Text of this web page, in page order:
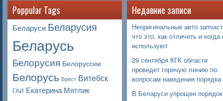
Poppular Tags
Беларуси Беларусия
Беларусь
Белорусия Белоруссии
Белорусь Брест Витебск
ГАИ Екатерина Мятлик
Недавние записи
Неоригинальные авто
что это, как отличить и когда
используют
29 сентября КГК области
проведет горячую линию по
вопросам наведения порядка
В Беларуси упрощен порядок